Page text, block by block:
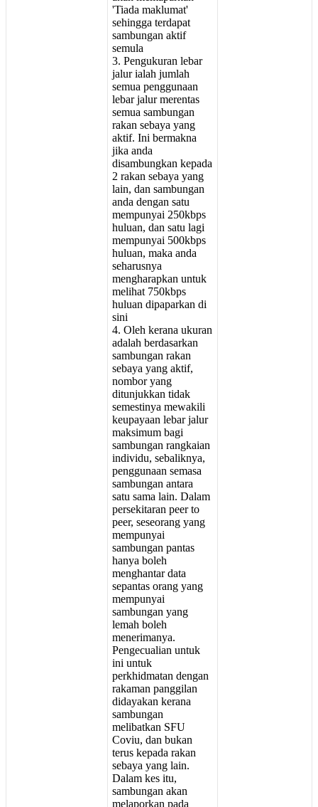
'Tiada maklumat'
sehingga terdapat
sambungan aktif
semula
3. Pengukuran lebar
jalur ialah jumlah
semua penggunaan
lebar jalur merentas
semua sambungan
rakan sebaya yang
aktif. Ini bermakna
jika anda
disambungkan kepada
2 rakan sebaya yang
lain, dan sambungan
anda dengan satu
mempunyai 250kbps
huluan, dan satu lagi
mempunyai 500kbps
huluan, maka anda
seharusnya
mengharapkan untuk
melihat 750kbps
huluan dipaparkan di
sini
4. Oleh kerana ukuran
adalah berdasarkan
sambungan rakan
sebaya yang aktif,
nombor yang
ditunjukkan tidak
semestinya mewakili
keupayaan lebar jalur
maksimum bagi
sambungan rangkaian
individu, sebaliknya,
penggunaan semasa
sambungan antara
satu sama lain. Dalam
persekitaran peer to
peer, seseorang yang
mempunyai
sambungan pantas
hanya boleh
menghantar data
sepantas orang yang
mempunyai
sambungan yang
lemah boleh
menerimanya.
Pengecualian untuk
ini untuk
perkhidmatan dengan
rakaman panggilan
didayakan kerana
sambungan
melibatkan SFU
Coviu, dan bukan
terus kepada rakan
sebaya yang lain.
Dalam kes itu,
sambungan akan
melaporkan pada